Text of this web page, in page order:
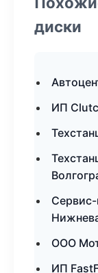
диски
ИП
ООО
ИП